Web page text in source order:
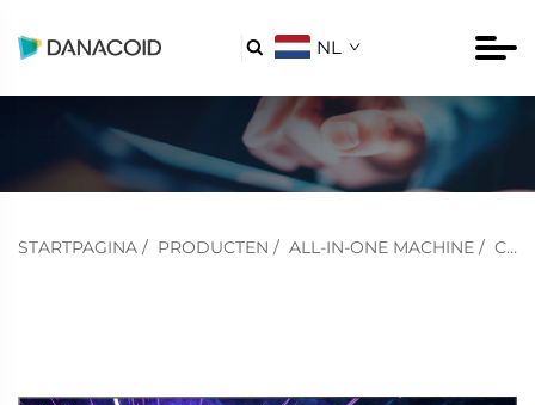
 NL
STARTPAGINA / PRODUCTEN / ALL-IN-ONE MACHINE / COB ALL-IN-ONE MACHINE